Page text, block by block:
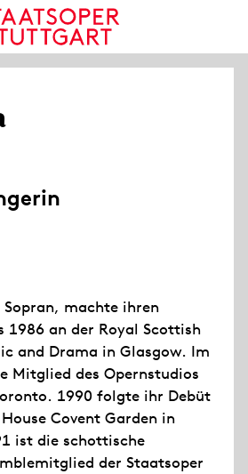
Sopran, machte ihren
1986 an der Royal Scottish
and Drama in Glasgow. Im
Mitglied des Opernstudios
1990 folgte ihr Debüt
Covent Garden in
ist die schottische
der Staatsoper